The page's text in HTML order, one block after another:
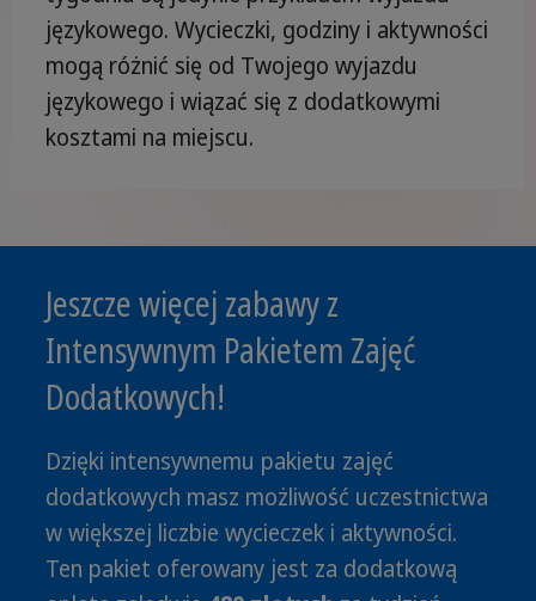
językowego. Wycieczki, godziny i aktywności
mogą różnić się od Twojego wyjazdu
językowego i wiązać się z dodatkowymi
kosztami na miejscu.
Jeszcze więcej zabawy z
Intensywnym Pakietem Zajęć
Dodatkowych!
Dzięki intensywnemu pakietu zajęć
dodatkowych masz możliwość uczestnictwa
w większej liczbie wycieczek i aktywności.
Ten pakiet oferowany jest za dodatkową